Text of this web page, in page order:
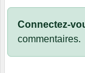
Connectez-
commentaires.